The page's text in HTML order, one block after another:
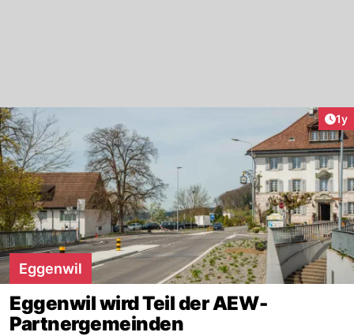
1y
Eggenwil
Eggenwil wird Teil der AEW-
Partnergemeinden